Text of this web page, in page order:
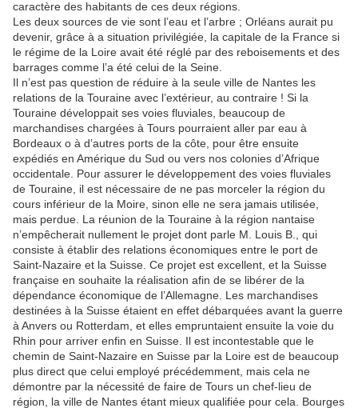
caractère des habitants de ces deux régions.
Les deux sources de vie sont l’eau et l’arbre ; Orléans aurait pu
devenir, grâce à a situation privilégiée, la capitale de la France si
le régime de la Loire avait été réglé par des reboisements et des
barrages comme l’a été celui de la Seine.
Il n’est pas question de réduire à la seule ville de Nantes les
relations de la Touraine avec l’extérieur, au contraire ! Si la
Touraine développait ses voies fluviales, beaucoup de
marchandises chargées à Tours pourraient aller par eau à
Bordeaux o à d’autres ports de la côte, pour être ensuite
expédiés en Amérique du Sud ou vers nos colonies d’Afrique
occidentale. Pour assurer le développement des voies fluviales
de Touraine, il est nécessaire de ne pas morceler la région du
cours inférieur de la Moire, sinon elle ne sera jamais utilisée,
mais perdue. La réunion de la Touraine à la région nantaise
n’empêcherait nullement le projet dont parle M. Louis B., qui
consiste à établir des relations économiques entre le port de
Saint-Nazaire et la Suisse. Ce projet est excellent, et la Suisse
française en souhaite la réalisation afin de se libérer de la
dépendance économique de l’Allemagne. Les marchandises
destinées à la Suisse étaient en effet débarquées avant la guerre
à Anvers ou Rotterdam, et elles empruntaient ensuite la voie du
Rhin pour arriver enfin en Suisse. Il est incontestable que le
chemin de Saint-Nazaire en Suisse par la Loire est de beaucoup
plus direct que celui employé précédemment, mais cela ne
démontre par la nécessité de faire de Tours un chef-lieu de
région, la ville de Nantes étant mieux qualifiée pour cela. Bourges